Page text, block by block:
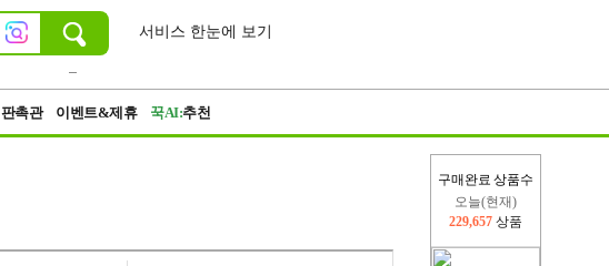
서비스 한눈에 보기
판촉관 이벤트&제휴 꾹AI:추천
구매완료 상품수
445,716
오늘(현재)
229,657 상품